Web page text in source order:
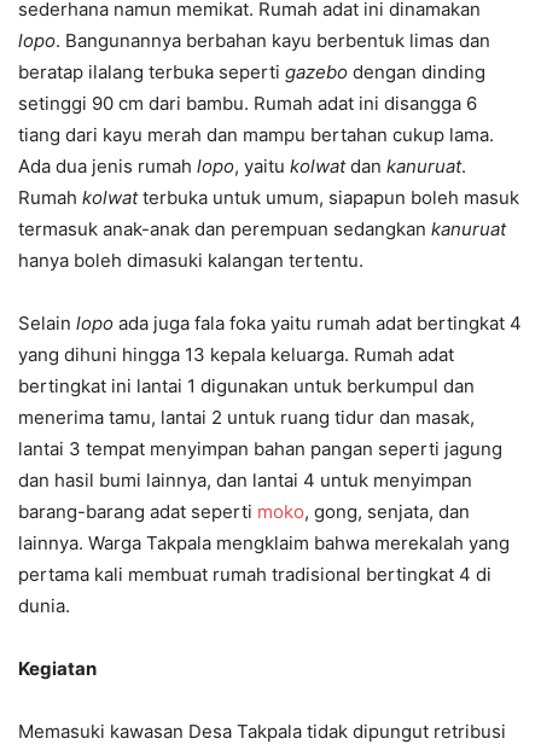
sederhana namun memikat. Rumah adat ini dinamakan
lopo. Bangunannya berbahan kayu berbentuk limas dan
beratap ilalang terbuka seperti gazebo dengan dinding
setinggi 90 cm dari bambu. Rumah adat ini disangga 6
tiang dari kayu merah dan mampu bertahan cukup lama.
Ada dua jenis rumah lopo, yaitu kolwatdan kanuruat.
Rumah kolwatterbuka untuk umum, siapapun boleh masuk
termasuk anak-anak dan perempuan sedangkan kanuruat
hanya boleh dimasuki kalangan tertentu.
Selain lopo ada juga fala foka yaitu rumah adat bertingkat 4
yang dihuni hingga 13 kepala keluarga. Rumah adat
bertingkat ini lantai 1 digunakan untuk berkumpul dan
menerima tamu, lantai 2 untuk ruang tidur dan masak,
lantai 3 tempat menyimpan bahan pangan seperti jagung
dan hasil bumi lainnya, dan lantai 4 untuk menyimpan
barang-barang adat seperti moko, gong, senjata, dan
lainnya. Warga Takpala mengklaim bahwa merekalah yang
pertama kali membuat rumah tradisional bertingkat 4 di
dunia.
Kegiatan
Memasuki kawasan Desa Takpala tidak dipungut retribusi